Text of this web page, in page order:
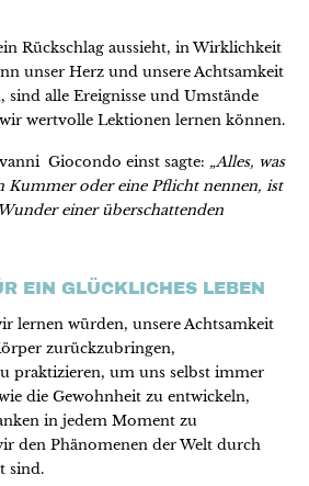
Rückschlag aussieht, in Wirklichkeit
unser Herz und unsere Achtsamkeit
sind alle Ereignisse und Umstände
wir wertvolle Lektionen lernen können.
Giocondo einst sagte: „Alles, was
Kummer oder eine Pflicht nennen, ist
einer überschattenden
EIN GLÜCKLICHES LEBEN
lernen würden, unsere Achtsamkeit
zurückzubringen,
praktizieren, um uns selbst immer
die Gewohnheit zu entwickeln,
in jedem Moment zu
den Phänomenen der Welt durch
sind.